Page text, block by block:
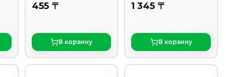
455 〒
В корзину
ПАЛОЧЕК 200ГР
1 345 〒
В корзину